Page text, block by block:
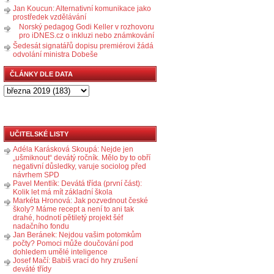
Jan Koucun: Alternativní komunikace jako
prostředek vzdělávání
Norský pedagog Godi Keller v rozhovoru
pro iDNES.cz o inkluzi nebo známkování
Šedesát signatářů dopisu premiérovi žádá
odvolání ministra Dobeše
ČLÁNKY DLE DATA
UČITELSKÉ LISTY
Adéla Karásková Skoupá: Nejde jen
„ušmiknout“ devátý ročník. Mělo by to obří
negativní důsledky, varuje sociolog před
návrhem SPD
Pavel Mentlík: Devátá třída (první část):
Kolik let má mít základní škola
Markéta Hronová: Jak pozvednout české
školy? Máme recept a není to ani tak
drahé, hodnotí pětiletý projekt šéf
nadačního fondu
Jan Beránek: Nejdou vašim potomkům
počty? Pomoci může doučování pod
dohledem umělé inteligence
Josef Mačí: Babiš vrací do hry zrušení
deváté třídy